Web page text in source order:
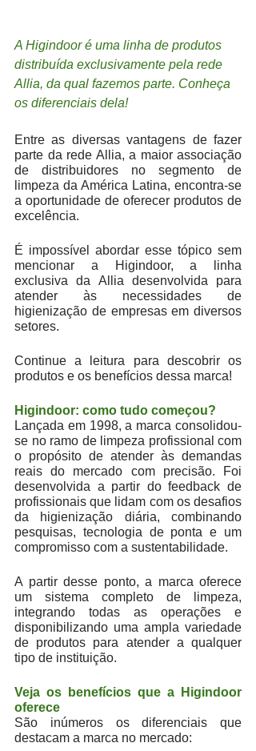
A Higindoor é uma linha de produtos
distribuída exclusivamente pela rede
Allia, da qual fazemos parte. Conheça
os diferenciais dela!
Entre as diversas vantagens de fazer
parte da rede Allia, a maior associação
de distribuidores no segmento de
limpeza da América Latina, encontra-se
a oportunidade de oferecer produtos de
excelência.
É impossível abordar esse tópico sem
mencionar a Higindoor, a linha
exclusiva da Allia desenvolvida para
atender às necessidades de
higienização de empresas em diversos
setores.
Continue a leitura para descobrir os
produtos e os benefícios dessa marca!
Higindoor: como tudo começou?
Lançada em 1998, a marca consolidou-
se no ramo de limpeza profissional com
o propósito de atender às demandas
reais do mercado com precisão. Foi
desenvolvida a partir do feedback de
profissionais que lidam com os desafios
da higienização diária, combinando
pesquisas, tecnologia de ponta e um
compromisso com a sustentabilidade.
A partir desse ponto, a marca oferece
um sistema completo de limpeza,
integrando todas as operações e
disponibilizando uma ampla variedade
de produtos para atender a qualquer
tipo de instituição.
Veja os benefícios que a Higindoor
oferece
São inúmeros os diferenciais que
destacam a marca no mercado: